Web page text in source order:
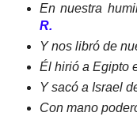
En nuestra
R.
Y nos libró de
Él hirió a Egipto
Y sacó a Israel
Con mano